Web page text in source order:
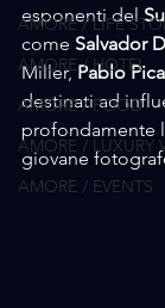
AMORE / LIFE
AMORE / HOTEL
AMORE / FOOD
AMORE / LUXURY
AMORE / EVENTS
esponenti del
come Salvador
Miller, Pablo
destinati ad
profondamente
giovane